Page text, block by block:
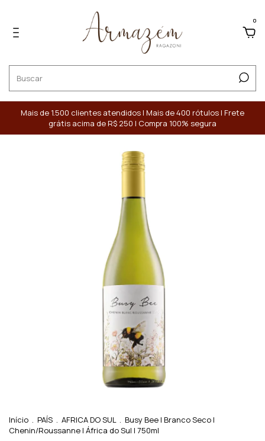
0
Mais de 1.500 clientes atendidos | Mais de 400 rótulos | Frete
grátis acima de R$ 250 | Compra 100% segura
Início . PAÍS . AFRICA DO SUL . Busy Bee | Branco Seco |
Chenin/Roussanne | África do Sul | 750ml